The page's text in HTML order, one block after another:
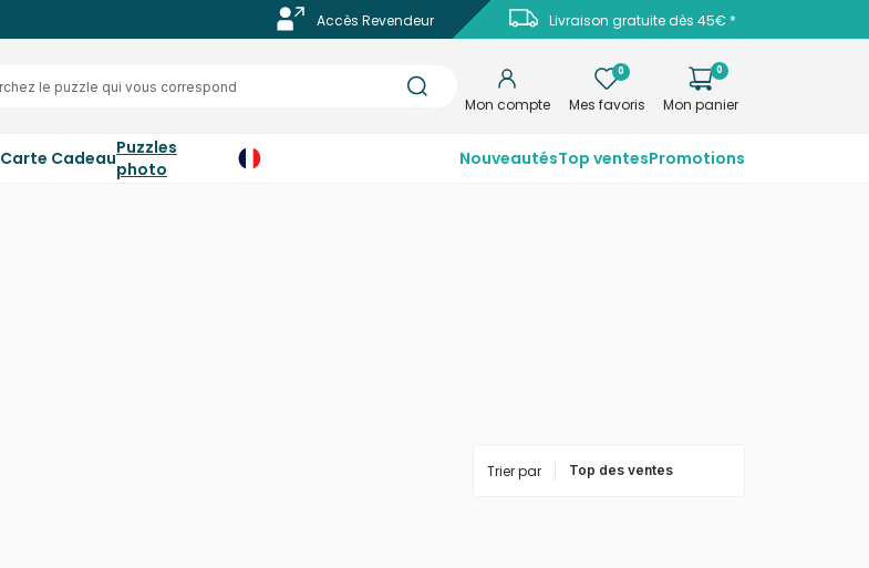
Livraison gratuite dès 45€ *
Accès Revendeur
Mon compte
0
Mes favoris
0
Mon panier
Carte CadeauPuzzles
photo
NouveautésTop ventesPromotions
Trier par